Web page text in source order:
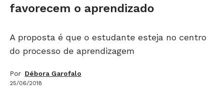
favorecem o aprendizado
A proposta é que o estudante esteja no centro
do processo de aprendizagem
Por Débora Garofalo
25/06/2018